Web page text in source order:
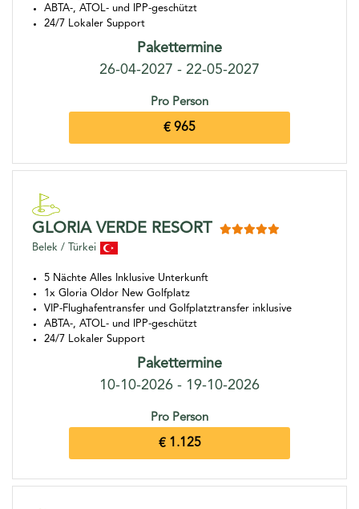
ABTA-, ATOL- und IPP-geschützt
24/7 Lokaler Support
Pakettermine
26-04-2027 - 22-05-2027
Pro Person
€ 965
GLORIA VERDE RESORT
Belek / Türkei
5 Nächte Alles Inklusive Unterkunft
1x Gloria Oldor New Golfplatz
VIP-Flughafentransfer und Golfplatztransfer inklusive
ABTA-, ATOL- und IPP-geschützt
24/7 Lokaler Support
Pakettermine
10-10-2026 - 19-10-2026
Pro Person
€ 1.125